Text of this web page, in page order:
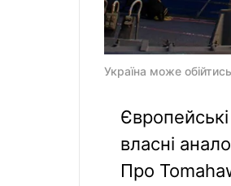
Україна може
власні
Про